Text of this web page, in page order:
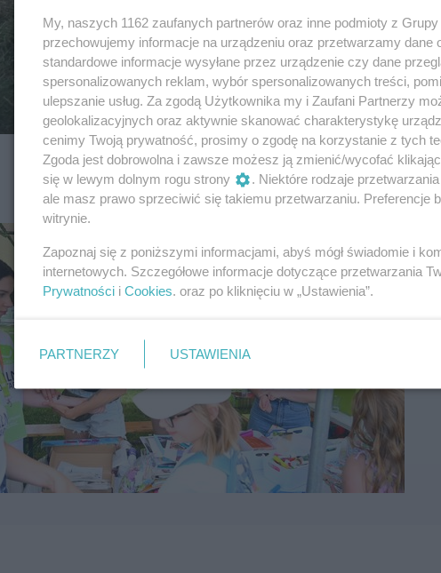
5 / 41
My, naszych 1162 zaufanych partnerów oraz inne podmioty z
przechowujemy informacje na urządzeniu oraz przetwarzamy dane
standardowe informacje wysyłane przez urządzenie czy dane
spersonalizowanych reklam, wybór spersonalizowanych treści,
ulepszanie usług. Za zgodą Użytkownika my i Zaufani Partnerzy
geolokalizacyjnych oraz aktywnie skanować charakterystykę
cenimy Twoją prywatność, prosimy o zgodę na korzystanie z tych
Zgoda jest dobrowolna i zawsze możesz ją zmienić/wycofać
się w lewym dolnym rogu strony
. Niektóre rodzaje
ale masz prawo sprzeciwić się takiemu przetwarzaniu. Preferencje
witrynie.
Zapoznaj się z poniższymi informacjami, abyś mógł świadomie i
internetowych. Szczegółowe informacje dotyczące przetwarzania
Prywatności i Cookies. oraz po kliknięciu w „Ustawienia”.
PARTNERZY USTAWIENIA